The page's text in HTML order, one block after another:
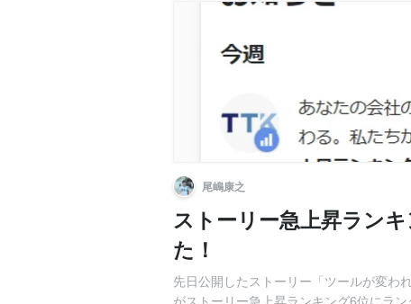
尾嶋康之
ストーリー急上昇ラン
た！
先日公開したストーリー「ツールが変わ
がストーリー急上昇ランキング6位にラ